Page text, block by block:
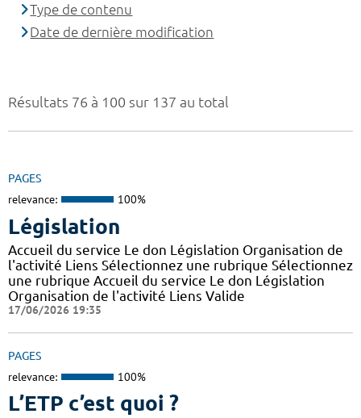
Résultats 76 à 100 sur 137 au total
PAGES
relevance: 100%
Législation
Accueil du service Le don Législation Organisation de
l'activité Liens Sélectionnez une rubrique Sélectionnez
une rubrique Accueil du service Le don Législation
Organisation de l'activité Liens Valide
17/06/2026 19:35
PAGES
relevance: 100%
L’ETP c’est quoi ?
Type de contenu
Date de dernière modification